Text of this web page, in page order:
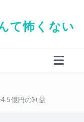
て怖くない
億円の利益